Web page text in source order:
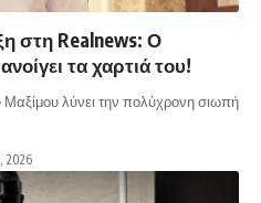
στη Realnews: Ο
τα χαρτιά του!
λύνει την πολύχρονη σιωπή
2026